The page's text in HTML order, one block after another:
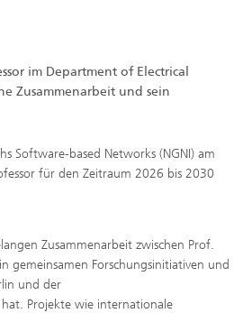
im Department of Electrical
Zusammenarbeit und sein
Software-based Networks (NGNI) am
für den Zeitraum 2026 bis 2030
Zusammenarbeit zwischen Prof.
gemeinsamen Forschungsinitiativen und
und der
Projekte wie internationale